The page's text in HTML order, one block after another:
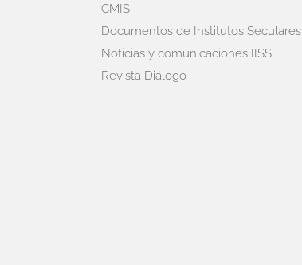
CMIS
Documentos de Institutos Seculares
Noticias y comunicaciones IISS
Revista Diálogo